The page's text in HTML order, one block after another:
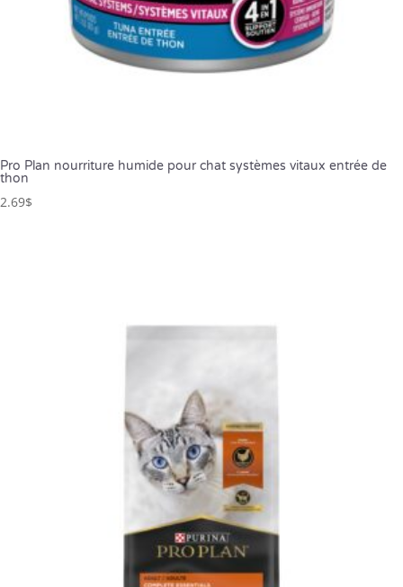
Pro Plan nourriture humide pour chat systèmes vitaux entrée de
thon
2.69$